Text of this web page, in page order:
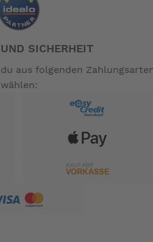
SICHERHEIT
aus folgenden
wählen: